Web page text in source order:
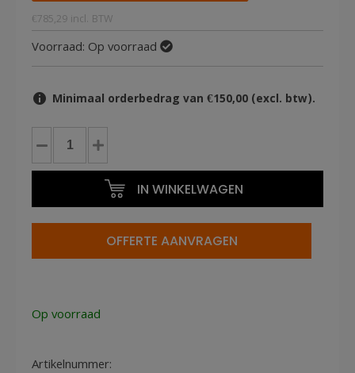
€ 785,29 incl. BTW
Voorraad: Op voorraad
Minimaal orderbedrag van €150,00 (excl. btw).
Heftafel
belasting
hoogte
1150mm
aantal
IN WINKELWAGEN
OFFERTE AANVRAGEN
Op voorraad
Artikelnummer: